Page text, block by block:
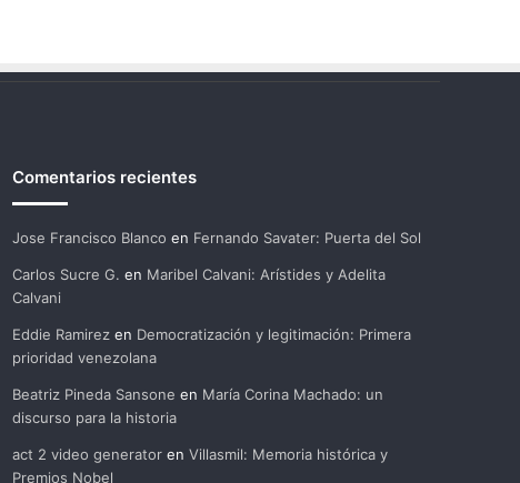
Comentarios recientes
Jose Francisco Blanco en Fernando Savater: Puerta del Sol
Carlos Sucre G. en Maribel Calvani: Arístides y Adelita
Calvani
Eddie Ramirezen Democratización y legitimación: Primera
prioridad venezolana
Beatriz Pineda Sansone en María Corina Machado: un
discurso para la historia
act 2 video generatoren Villasmil: Memoria histórica y
Premios Nobel